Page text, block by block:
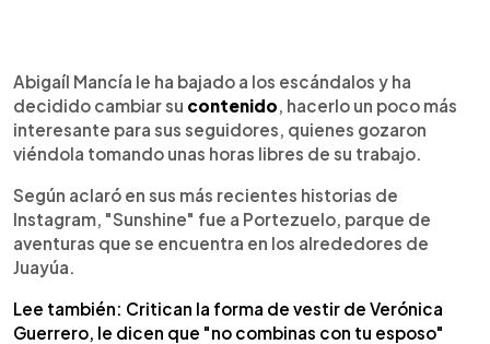
► Escuchar artículo
Abigaíl Mancía le ha bajado a los escándalos y ha
decidido cambiar su contenido, hacerlo un poco más
interesante para sus seguidores, quienes gozaron
viéndola tomando unas horas libres de su trabajo.
Según aclaró en sus más recientes historias de
Instagram, "Sunshine" fue a Portezuelo, parque de
aventuras que se encuentra en los alrededores de
Juayúa.
Lee también: Critican la forma de vestir de Verónica
Guerrero, le dicen que "no combinas con tu esposo"